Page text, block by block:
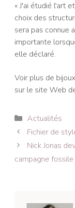
« J'ai étudié l'art
choix des
sera pas connue
importante
elle déclaré.
Voir plus de
sur le site Web
Catégories
Actualités
Navigation
des
Fichier de
Nick Jonas
campagne fossile